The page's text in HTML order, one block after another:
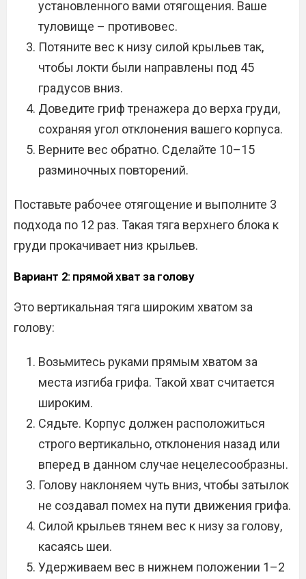
установленного вами отягощения. Ваше
туловище – противовес.
Потяните вес к низу силой крыльев так,
чтобы локти были направлены под 45
градусов вниз.
Доведите гриф тренажера до верха груди,
сохраняя угол отклонения вашего корпуса.
Верните вес обратно. Сделайте 10–15
разминочных повторений.
Поставьте рабочее отягощение и выполните 3
подхода по 12 раз. Такая тяга верхнего блока к
груди прокачивает низ крыльев.
Вариант 2: прямой хват за голову
Это вертикальная тяга широким хватом за
голову:
Возьмитесь руками прямым хватом за
места изгиба грифа. Такой хват считается
широким.
Сядьте. Корпус должен расположиться
строго вертикально, отклонения назад или
вперед в данном случае нецелесообразны.
Голову наклоняем чуть вниз, чтобы затылок
не создавал помех на пути движения грифа.
Силой крыльев тянем вес к низу за голову,
касаясь шеи.
Удерживаем вес в нижнем положении 1–2